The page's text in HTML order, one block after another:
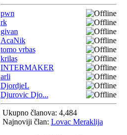
pwn
rk
givan
AcaNik
tomo vrbas
krilas
INTERMAKER
arli
DjordjeL
Djurovic Djo...
Ukupno članova: 4,484
Najnoviji član: Lovac Meraklija